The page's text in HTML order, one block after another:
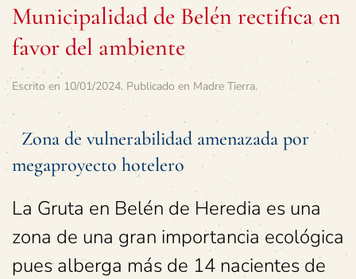
Municipalidad de Belén rectifica en
favor del ambiente
Escrito en 10/01/2024. Publicado en Madre Tierra.
Zona de vulnerabilidad amenazada por
megaproyecto hotelero
La Gruta en Belén de Heredia es una
zona de una gran importancia ecológica
pues alberga más de 14 nacientes de